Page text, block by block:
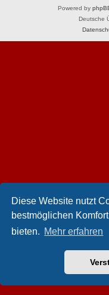
Diese Website nutzt
bestmöglichen
bieten. Mehr erfahren
Powered by
Deutsche